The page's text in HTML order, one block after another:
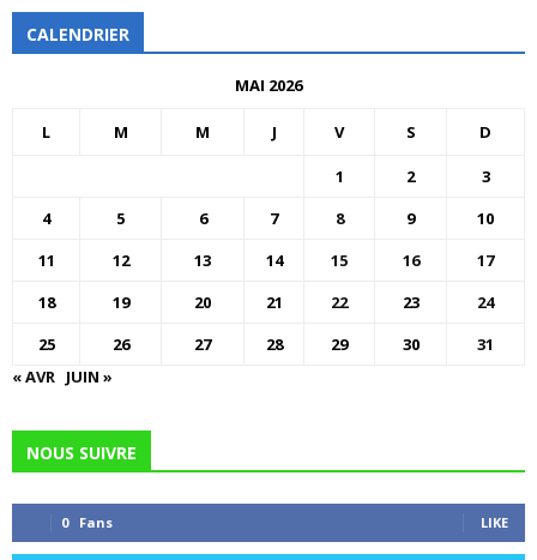
CALENDRIER
MAI 2026
L M M J V S D
1 2
3
4
5 6 7 8 9
10
11
12 13 14 15 16
17
18
19 20 21 22 23
24
25
26 27 28 29 30
31
« AVR JUIN »
NOUS SUIVRE
0 Fans LIKE